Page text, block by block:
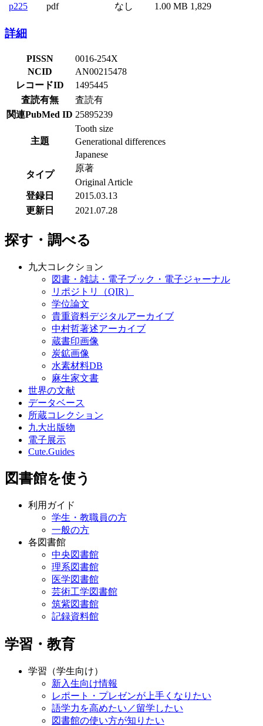
p225
pdf なし 1.00 MB 1,829
詳細
PISSN
0016-254X
NCID
AN00215478
レコードID
1495445
査読有無
査読有
関連PubMed ID 25895239
主題
Tooth size
Generational differences
Japanese
タイプ
原著
Original Article
登録日
2015.03.13
更新日
2021.07.28
探す・調べる
九大コレクション
図書・雑誌・電子ブック・電子ジャーナル
リポジトリ（QIR）
学位論文
貴重資料デジタルアーカイブ
中村哲著述アーカイブ
蔵書印画像
炭鉱画像
水素材料DB
麻生家文書
世界の文献
データベース
所蔵コレクション
九大出版物
電子展示
Cute.Guides
図書館を使う
利用ガイド
学生・教職員の方
一般の方
各図書館
中央図書館
理系図書館
医学図書館
芸術工学図書館
筑紫図書館
記録資料館
学習・教育
学習（学生向け）
新入生向け情報
レポート・プレゼンが上手くなりたい
語学力を高めたい／留学したい
図書館の使い方が知りたい